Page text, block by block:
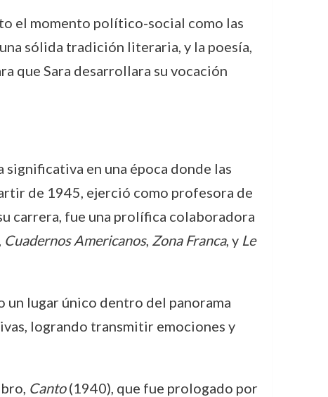
el momento político-social como las
sólida tradición literaria, y la poesía,
que Sara desarrollara su vocación
en una época donde las
de 1945, ejerció como profesora de
carrera, fue una prolífica colaboradora
Cuadernos Americanos, Zona Franca, y Le
un lugar único dentro del panorama
logrando transmitir emociones y
Canto(1940), que fue prologado por